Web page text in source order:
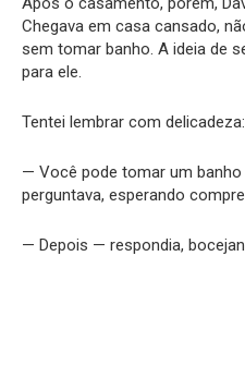
Chegava em casa cansado,
sem tomar banho. A ideia de
para ele.
Tentei lembrar com delicadeza:
— Você pode tomar um
perguntava, esperando
— Depois — respondia,